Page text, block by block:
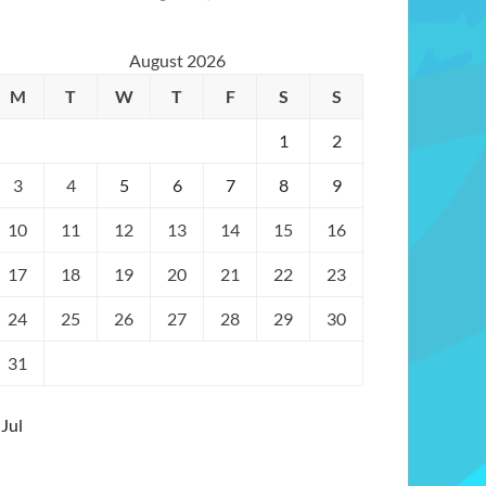
August 2026
M
T W T F S S
1 2
3 4 5 6 7 8 9
10 11 12 13 14 15 16
17 18 19 20 21 22 23
24 25 26 27 28 29 30
31